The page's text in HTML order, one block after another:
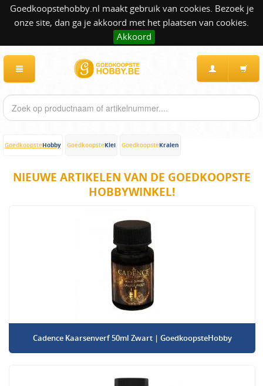
Goedkoopstehobby.nl maakt gebruik van cookies. Bezoek je
onze site, dan ga je akkoord met het plaatsen van cookies.
Akkoord
GoedkoopsteHobby GoedkoopsteKlei GoedkoopsteKralen
NIEUWE ARTIKELEN VAN DE GOEDKOOPSTE
HOBBYWINKEL!
Cadence Kaarsenverf 50ml Zwart | GoedkoopsteHobby